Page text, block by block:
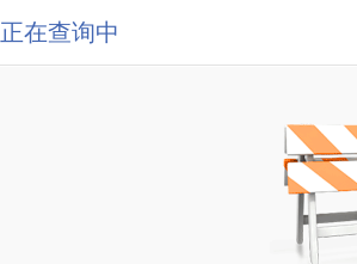
正在查询中